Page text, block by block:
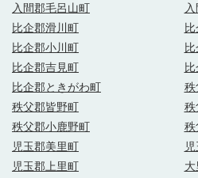
入間郡毛呂山町
比企郡滑川町
比企郡小川町
比企郡吉見町
比企郡ときがわ町
秩
秩父郡皆野町
秩
秩父郡小鹿野町
秩
児玉郡美里町
児玉郡上里町